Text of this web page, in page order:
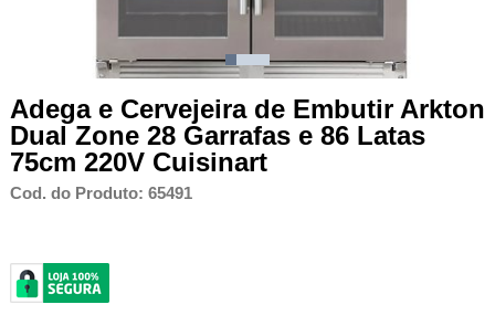
Adega e Cervejeira de Embutir Arkton
Dual Zone 28 Garrafas e 86 Latas
75cm 220V Cuisinart
Cod. do Produto: 65491